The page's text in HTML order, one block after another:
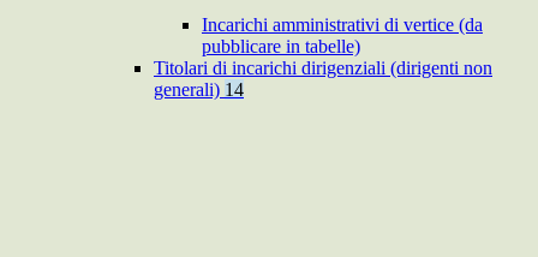
Incarichi amministrativi di vertice (da
pubblicare in tabelle)
Titolari di incarichi dirigenziali (dirigenti non
generali) 14